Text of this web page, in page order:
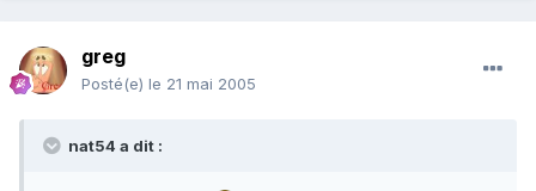
greg
Posté(e) le 21 mai 2005
nat54 a dit :